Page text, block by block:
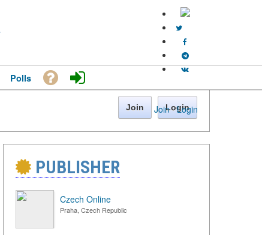
Join · Login
Polls
Join Login
PUBLISHER
Czech Online
Praha, Czech Republic